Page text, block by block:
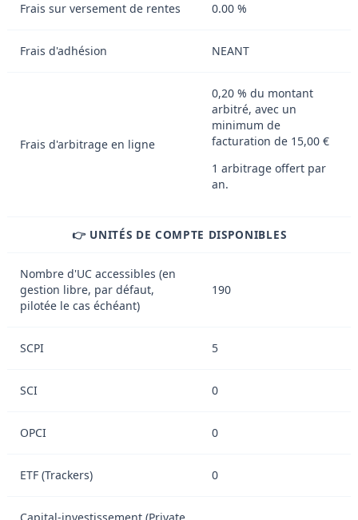
Frais sur versement de rentes 0.00 %
Frais d'adhésion NEANT
Frais d'arbitrage en ligne
0,20 % du montant
arbitré, avec un
minimum de
facturation de 15,00 €
1 arbitrage offert par
an.
👉 UNITÉS DE COMPTE DISPONIBLES
Nombre d'UC accessibles (en
gestion libre, par défaut,
pilotée le cas échéant)
190
SCPI 5
SCI 0
OPCI 0
ETF (Trackers) 0